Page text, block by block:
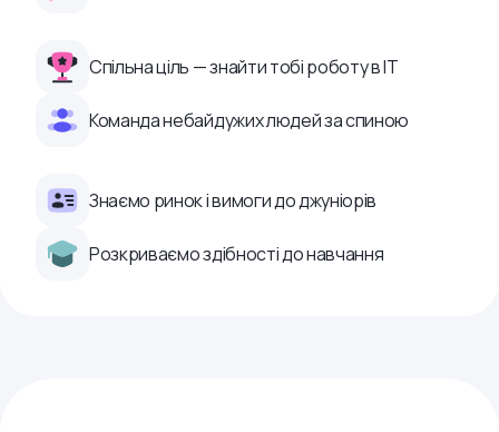
Спільна ціль — знайти тобі роботу в ІТ
Команда небайдужих людей за спиною
Знаємо ринок і вимоги до джуніорів
Розкриваємо здібності до навчання